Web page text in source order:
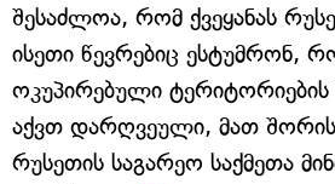
შესაძლოა, რომ ქვეყანას
ისეთი წევრებიც ესტუმრონ,
ოკუპირებული ტერიტორიების
აქვთ დარღვეული, მათ
რუსეთის საგარეო საქმეთა